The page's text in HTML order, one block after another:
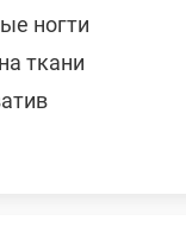
ногти
ткани